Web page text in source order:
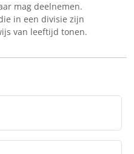
mag deelnemen.
in een divisie zijn
van leeftijd tonen.